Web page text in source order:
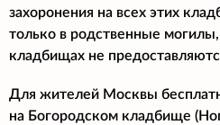
захоронения на всех этих
только в родственные
кладбищах не
Для жителей Москвы
на Богородском кладбище